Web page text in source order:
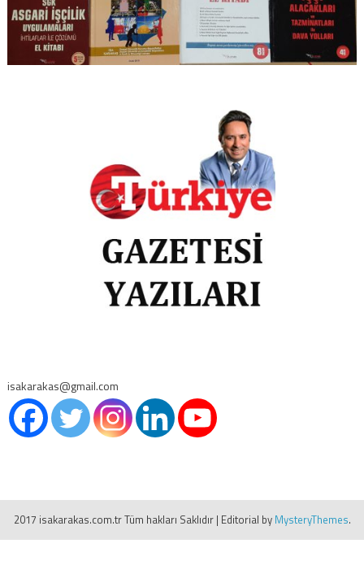
isakarakas@gmail.com
2017 isakarakas.com.tr Tüm hakları Saklıdır | Editorial by MysteryThemes.